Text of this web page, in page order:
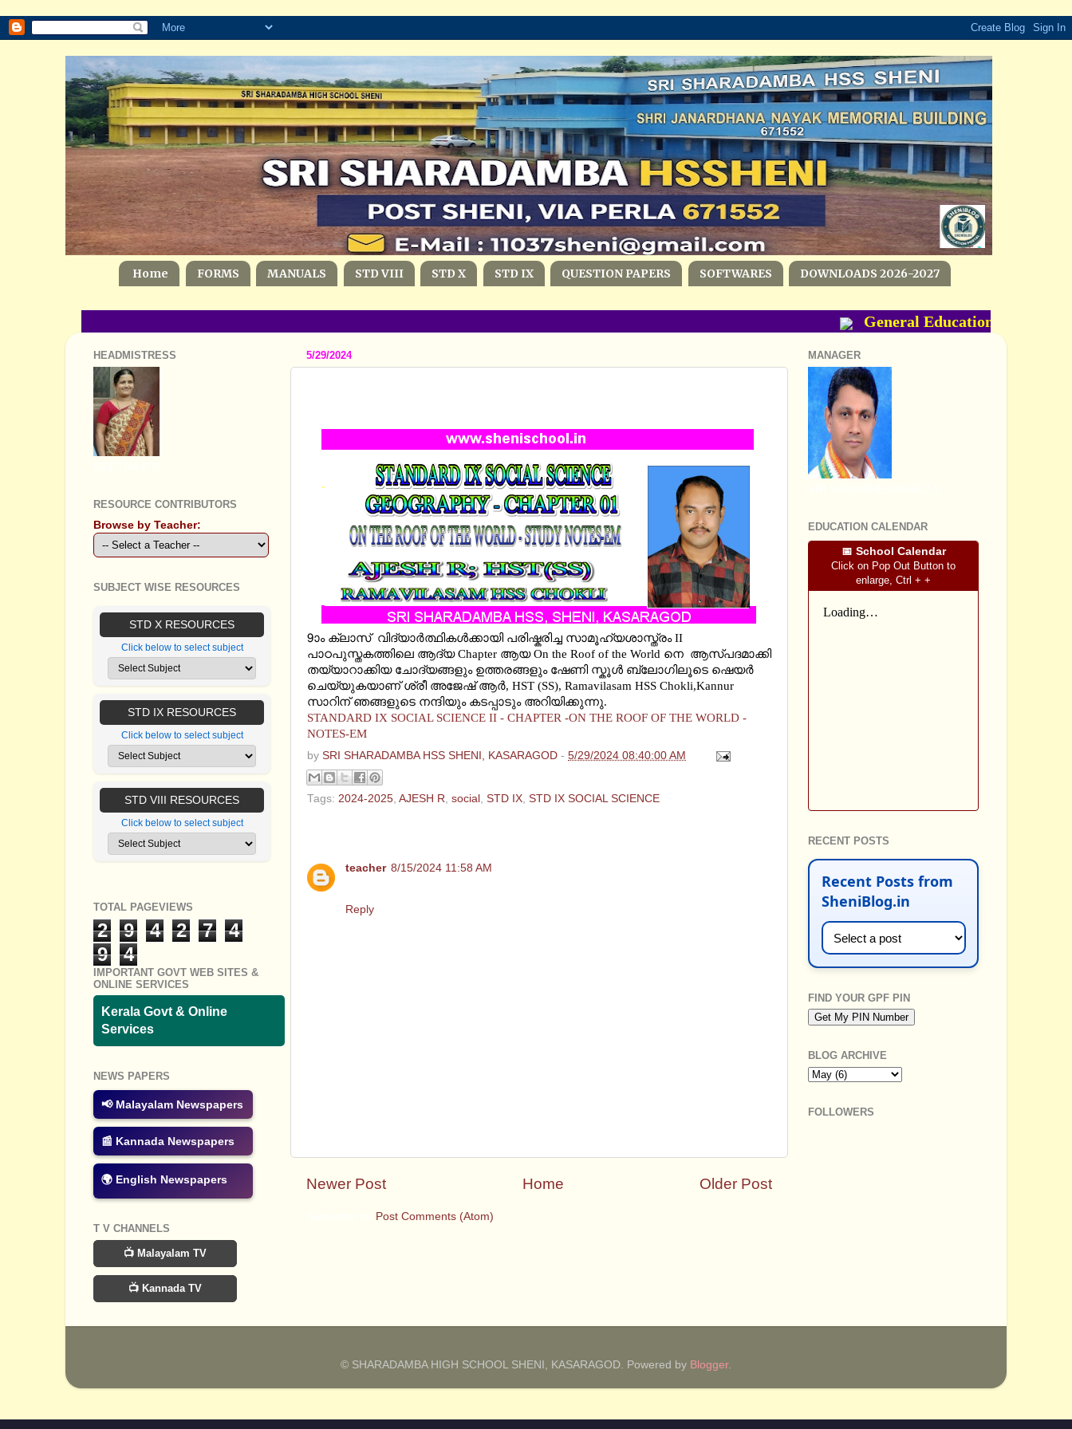
Home FORMS MANUALS STD VIII STD X STD IX QUESTION PAPERS SOFTWARES DOWNLOADS 2026-2027
General Education
5/29/2024
9ാം ക്ലാസ് വിദ്യാർത്ഥികൾക്കായി പരിഷ്കരിച്ച സാമൂഹ്യശാസ്ത്രം II
പാഠപുസ്തകത്തിലെ ആദ്യ Chapter ആയ On the Roof of the World നെ ആസ്പദമാക്കി
തയ്യാറാക്കിയ ചോദ്യങ്ങളും ഉത്തരങ്ങളും ഷേണി സ്കൂള്‍ ബ്ലോഗിലൂടെ ഷെയർ
ചെയ്യുകയാണ് ശ്രീ അജേഷ് ആർ, HST (SS), Ramavilasam HSS Chokli,Kannur
സാറിന് ഞങ്ങളുടെ നന്ദിയും കടപ്പാടും അറിയിക്കുന്നു.
STANDARD IX SOCIAL SCIENCE II - CHAPTER -ON THE ROOF OF THE WORLD -
NOTES-EM
by SRI SHARADAMBA HSS SHENI, KASARAGOD - 5/29/2024 08:40:00 AM
Tags: 2024-2025 AJESH R social STD IX STD IX SOCIAL SCIENCE
teacher 8/15/2024 11:58 AM
Reply
Newer Post Older Post
Home
Post Comments (Atom)
HEADMISTRESS
RESOURCE CONTRIBUTORS
Browse by Teacher:
SUBJECT WISE RESOURCES
STD X RESOURCES
Click below to select subject
STD IX RESOURCES
Click below to select subject
STD VIII RESOURCES
Click below to select subject
TOTAL PAGEVIEWS
2 9 4 2 7
4
9
4
IMPORTANT GOVT WEB SITES &
ONLINE SERVICES
Kerala Govt & Online
Services
NEWS PAPERS
📢 Malayalam Newspapers
📰 Kannada Newspapers
🌍 English Newspapers
T V CHANNELS
📺 Malayalam TV
📺 Kannada TV
MANAGER
EDUCATION CALENDAR
📅 School Calendar
Click on Pop Out Button to
enlarge, Ctrl + +
RECENT POSTS
Recent Posts from
SheniBlog.in
FIND YOUR GPF PIN
BLOG ARCHIVE
FOLLOWERS
© SHARADAMBA HIGH SCHOOL SHENI, KASARAGOD. Powered by Blogger.